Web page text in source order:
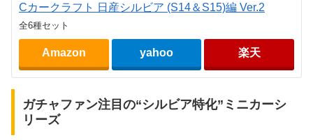
Cカークラフト 日産シルビア (S14＆S15)編 Ver.2
全6種セット
Amazon yahoo 楽天
ガチャファン注目の“シルビア特化”ミニカーシ
リーズ